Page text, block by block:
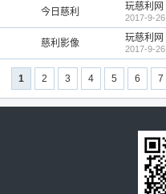
今日慈利 玩慈利网
2017-9-26
慈利影像 玩慈利网
2017-9-26
1 2 3 4 5 6 7